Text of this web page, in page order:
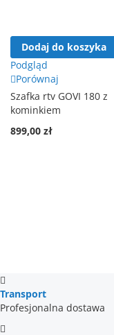
Dodaj do koszyka
Podgląd
Porównaj
Szafka rtv GOVI 180 z
kominkiem
899,00 zł
Transport
Profesjonalna dostawa